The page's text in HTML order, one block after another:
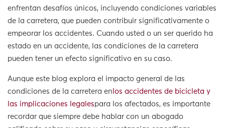
enfrentan desafíos únicos, incluyendo condiciones variables
de la carretera, que pueden contribuir significativamente o
empeorar los accidentes. Cuando usted o un ser querido ha
estado en un accidente, las condiciones de la carretera
pueden tener un efecto significativo en su caso.
Aunque este blog explora el impacto general de las
condiciones de la carretera en los accidentes de bicicleta y
las implicaciones legalespara los afectados, es importante
recordar que siempre debe hablar con un abogado